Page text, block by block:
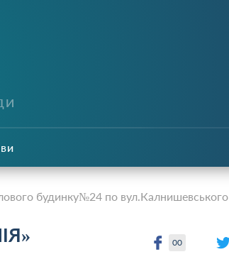
будинку№24 по вул.Калнишевського
00